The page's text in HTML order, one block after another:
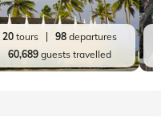
20tours 98departures
60,689guests travelled